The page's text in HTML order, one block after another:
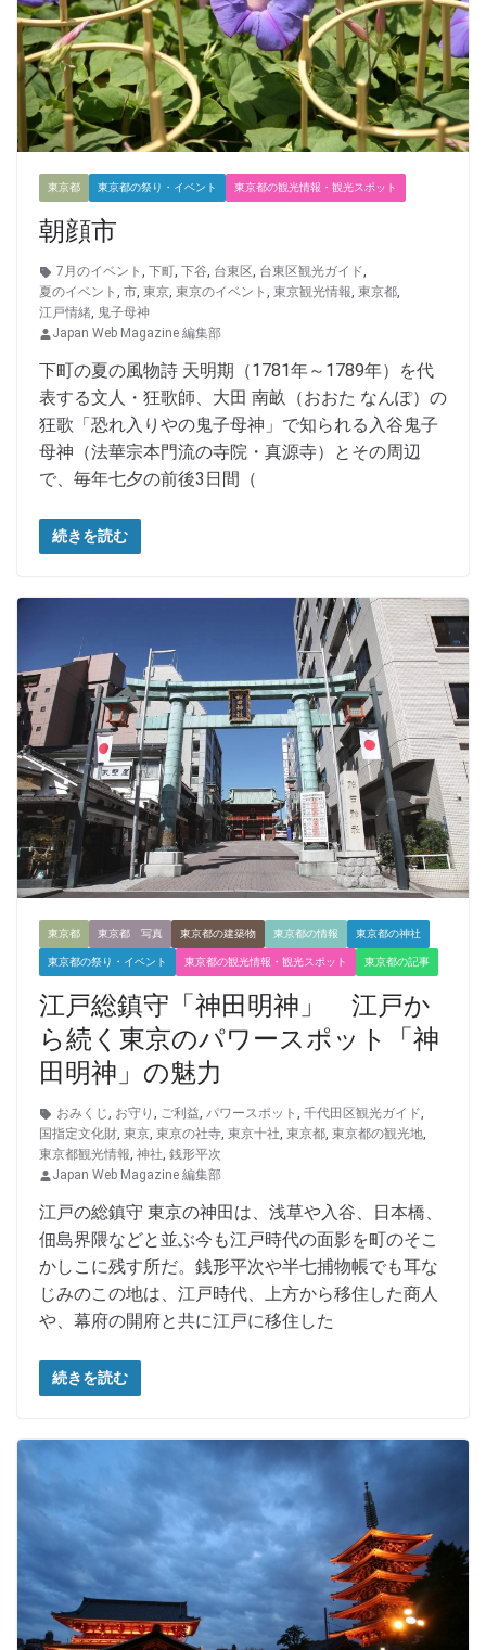
東京都 東京都の祭り・イベント 東京都の観光情報・観光スポット
朝顔市
7月のイベント , 下町, 下谷, 台東区, 台東区観光ガイド,
夏のイベント , 市, 東京, 東京のイベント , 東京観光情報, 東京都,
江戸情緒, 鬼子母神
Japan Web Magazine 編集部
下町の夏の風物詩 天明期（1781年～1789年）を代
表する文人・狂歌師、大田 南畝（おおた なんぽ）の
狂歌「恐れ入りやの鬼子母神」で知られる入谷鬼子
母神（法華宗本門流の寺院・真源寺）とその周辺
で、毎年七夕の前後3日間（
続きを読む
東京都 東京都 写真 東京都の建築物 東京都の情報 東京都の神社
東京都の祭り・イベント 東京都の観光情報・観光スポット 東京都の記事
江戸総鎮守「神田明神」 江戸か
ら続く東京のパワースポット「神
田明神」の魅力
おみくじ, お守り , ご利益, パワースポット , 千代田区観光ガイド,
国指定文化財, 東京, 東京の社寺, 東京十社, 東京都, 東京都の観光地,
東京都観光情報, 神社, 銭形平次
Japan Web Magazine 編集部
江戸の総鎮守 東京の神田は、浅草や入谷、日本橋、
佃島界隈などと並ぶ今も江戸時代の面影を町のそこ
かしこに残す所だ。銭形平次や半七捕物帳でも耳な
じみのこの地は、江戸時代、上方から移住した商人
や、幕府の開府と共に江戸に移住した
続きを読む